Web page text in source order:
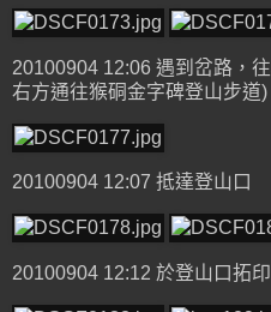
20100904 12:06 遇到岔路，
右方通往猴硐金字碑登山步道)
20100904 12:07 抵達登山口
20100904 12:12 於登山口拓印